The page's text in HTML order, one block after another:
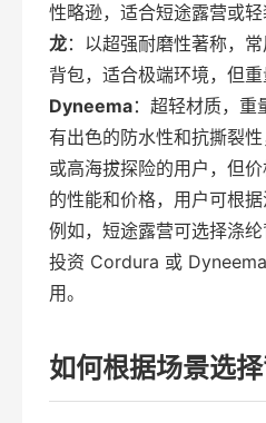
性略逊，适合短途露营或
龙：以超强耐磨性著称，
背包，适合极端环境，但
Dyneema：超轻材质，重
有出色的防水性和抗撕裂
或高海拔探险的用户，但
的性能和价格，用户可根据
例如，短途露营可选择涤
投资 Cordura 或
用。
如何根据场景选择